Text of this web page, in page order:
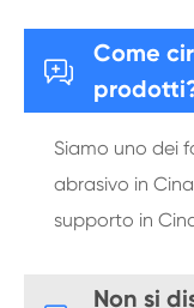

Come
Siamo uno dei
abrasivo in
supporto in
Non si